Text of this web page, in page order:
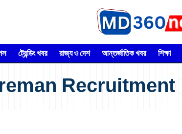
ট্রেন্ডিং খবর রাজ্য ও দেশ আন্তর্জাতিক খবর শিক্ষা
Recruitment